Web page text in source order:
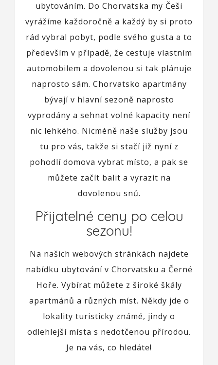
ubytováním. Do Chorvatska my Češi
vyrážíme každoročně a každý by si proto
rád vybral pobyt, podle svého gusta a to
především v případě, že cestuje vlastním
automobilem a dovolenou si tak plánuje
naprosto sám. Chorvatsko apartmány
bývají v hlavní sezoně naprosto
vyprodány a sehnat volné kapacity není
nic lehkého. Nicméně naše služby jsou
tu pro vás, takže si stačí již nyní z
pohodlí domova vybrat místo, a pak se
můžete začít balit a vyrazit na
dovolenou snů.
Přijatelné ceny po celou
sezonu!
Na našich webových stránkách najdete
nabídku ubytování v Chorvatsku a Černé
Hoře. Vybírat můžete z široké škály
apartmánů a různých míst. Někdy jde o
lokality turisticky známé, jindy o
odlehlejší místa s nedotčenou přírodou.
Je na vás, co hledáte!